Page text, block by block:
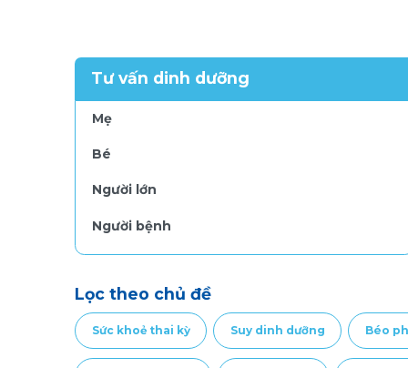
Tư vấn dinh dưỡng
Mẹ
Bé
Người lớn
Người bệnh
Lọc theo chủ đề
Sức khoẻ thai kỳ Suy dinh dưỡng Béo